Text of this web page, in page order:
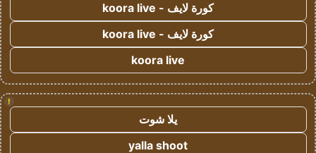
كورة لايف - koora live
كورة لايف - koora live
koora live
!
يلا شوت
yalla shoot